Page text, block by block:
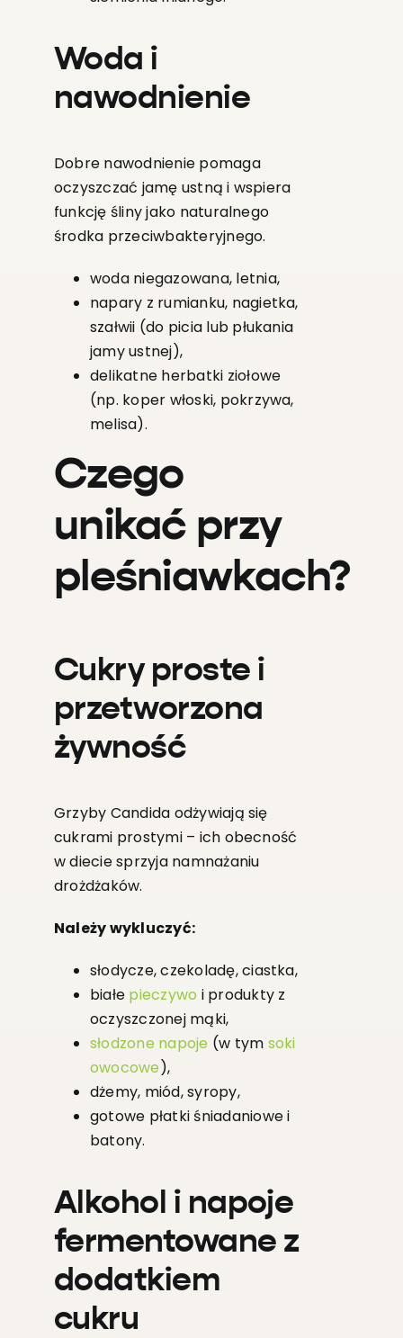
Woda i
nawodnienie
Dobre nawodnienie pomaga
oczyszczać jamę ustną i wspiera
funkcję śliny jako naturalnego
środka przeciwbakteryjnego.
woda niegazowana, letnia,
napary z rumianku, nagietka,
szałwii (do picia lub płukania
jamy ustnej),
delikatne herbatki ziołowe
(np. koper włoski, pokrzywa,
melisa).
Czego
unikać przy
pleśniawkach?
Cukry proste i
przetworzona
żywność
Grzyby Candida odżywiają się
cukrami prostymi – ich obecność
w diecie sprzyja namnażaniu
drożdżaków.
Należy wykluczyć:
słodycze, czekoladę, ciastka,
białe pieczywo i produkty z
oczyszczonej mąki,
słodzone napoje (w tym soki
owocowe),
dżemy, miód, syropy,
gotowe płatki śniadaniowe i
batony.
Alkohol i napoje
fermentowane z
dodatkiem
cukru